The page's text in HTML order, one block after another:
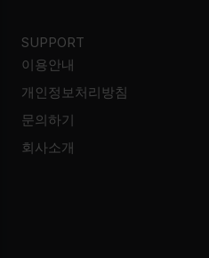
SUPPORT
이용안내
개인정보처리방침
문의하기
회사소개